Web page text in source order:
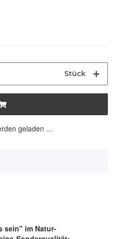
Stück
geladen ...
sein" im Natur-